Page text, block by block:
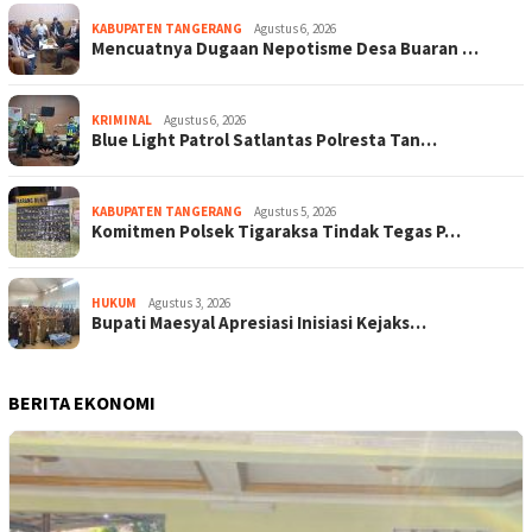
KABUPATEN TANGERANG Agustus 6, 2026
Mencuatnya Dugaan Nepotisme Desa Buaran …
KRIMINAL Agustus 6, 2026
Blue Light Patrol Satlantas Polresta Tan…
KABUPATEN TANGERANG Agustus 5, 2026
Komitmen Polsek Tigaraksa Tindak Tegas P…
HUKUM Agustus 3, 2026
Bupati Maesyal Apresiasi Inisiasi Kejaks…
BERITA EKONOMI